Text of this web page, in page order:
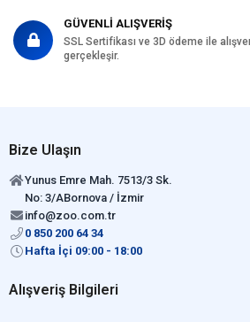
GÜVENLİ ALIŞVERİŞ
SSL Sertifikası ve 3D ödeme ile
gerçekleşir.
Bize Ulaşın
Yunus Emre Mah. 7513/3 Sk.
No: 3/ABornova / İzmir
info@zoo.com.tr
0 850 200 64 34
Hafta İçi 09:00 - 18:00
Alışveriş Bilgileri